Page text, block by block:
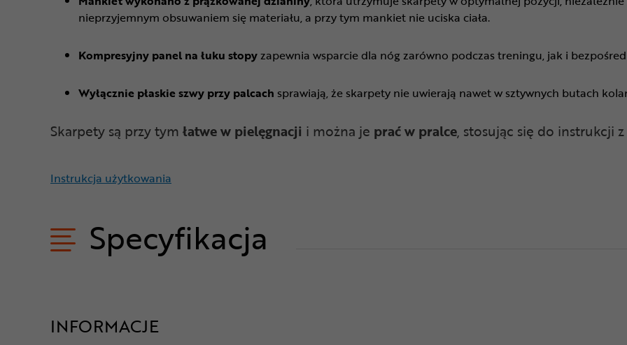
nieprzyjemnym obsuwaniem się materiału, a przy tym mankiet nie uciska ciała.
Kompresyjny panel na łuku stopyzapewnia wsparcie dla nóg zarówno podczas treningu, jak i
Wyłącznie płaskie szwy przy palcach sprawiają, że skarpety nie uwierają nawet w sztywnych butach
Skarpety są przy tym łatwe w pielęgnacji i można je prać w pralce, stosując się do instrukcji
Instrukcja użytkowania
Specyfikacja
INFORMACJE